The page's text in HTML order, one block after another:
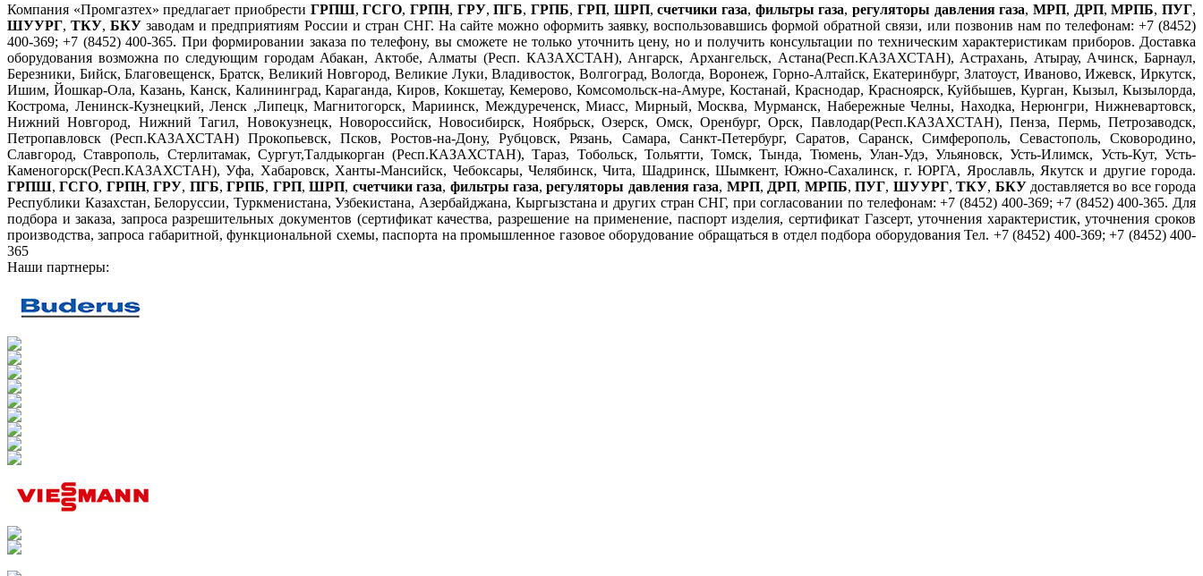
Компания «Промгазтех» предлагает приобрести ГРПШ,ГСГО,ГРПН, ГРУ,ПГБ,ГРПБ, ГРП, ШРП,счетчики газа, фильтры газа, регуляторы давления газа,МРП, ДРП,МРПБ,ПУГ,
ШУУРГ,ТКУ,БКУ заводам и предприятиям России и стран СНГ. На сайте можно оформить заявку, воспользовавшись формой обратной связи, или позвонив нам по телефонам: +7 (8452)
400-369; +7 (8452) 400-365. При формировании заказа по телефону, вы сможете не только уточнить цену, но и получить консультации по техническим характеристикам приборов. Доставка
оборудования возможна по следующим городам Абакан, Актобе, Алматы (Респ. КАЗАХСТАН), Ангарск, Архангельск, Астана(Респ.КАЗАХСТАН), Астрахань, Атырау, Ачинск, Барнаул,
Березники, Бийск, Благовещенск, Братск, Великий Новгород, Великие Луки, Владивосток, Волгоград, Вологда, Воронеж, Горно-Алтайск, Екатеринбург, Златоуст, Иваново, Ижевск, Иркутск,
Ишим, Йошкар-Ола, Казань, Канск, Калининград, Караганда, Киров, Кокшетау, Кемерово, Комсомольск-на-Амуре, Костанай, Краснодар, Красноярск, Куйбышев, Курган, Кызыл, Кызылорда,
Кострома, Ленинск-Кузнецкий, Ленск ,Липецк, Магнитогорск, Мариинск, Междуреченск, Миасс, Мирный, Москва, Мурманск, Набережные Челны, Находка, Нерюнгри, Нижневартовск,
Нижний Новгород, Нижний Тагил, Новокузнецк, Новороссийск, Новосибирск, Ноябрьск, Озерск, Омск, Оренбург, Орск, Павлодар(Респ.КАЗАХСТАН), Пенза, Пермь, Петрозаводск,
Петропавловск (Респ.КАЗАХСТАН) Прокопьевск, Псков, Ростов-на-Дону, Рубцовск, Рязань, Самара, Санкт-Петербург, Саратов, Саранск, Симферополь, Севастополь, Сковородино,
Славгород, Ставрополь, Стерлитамак, Сургут,Талдыкорган (Респ.КАЗАХСТАН), Тараз, Тобольск, Тольятти, Томск, Тында, Тюмень, Улан-Удэ, Ульяновск, Усть-Илимск, Усть-Кут, Усть-
Каменогорск(Респ.КАЗАХСТАН), Уфа, Хабаровск, Ханты-Мансийск, Чебоксары, Челябинск, Чита, Шадринск, Шымкент, Южно-Сахалинск, г. ЮРГА, Ярославль, Якутск и другие города.
ГРПШ,ГСГО, ГРПН,ГРУ, ПГБ,ГРПБ, ГРП,ШРП, счетчики газа, фильтры газа,регуляторы давления газа, МРП, ДРП, МРПБ,ПУГ, ШУУРГ,ТКУ, БКУдоставляется во все города
Республики Казахстан, Белоруссии, Туркменистана, Узбекистана, Азербайджана, Кыргызстана и других стран СНГ, при согласовании по телефонам: +7 (8452) 400-369; +7 (8452) 400-365. Для
подбора и заказа, запроса разрешительных документов (сертификат качества, разрешение на применение, паспорт изделия, сертификат Газсерт, уточнения характеристик, уточнения сроков
производства, запроса габаритной, функциональной схемы, паспорта на промышленное газовое оборудование обращаться в отдел подбора оборудования Тел. +7 (8452) 400-369; +7 (8452) 400-
365
Наши партнеры: